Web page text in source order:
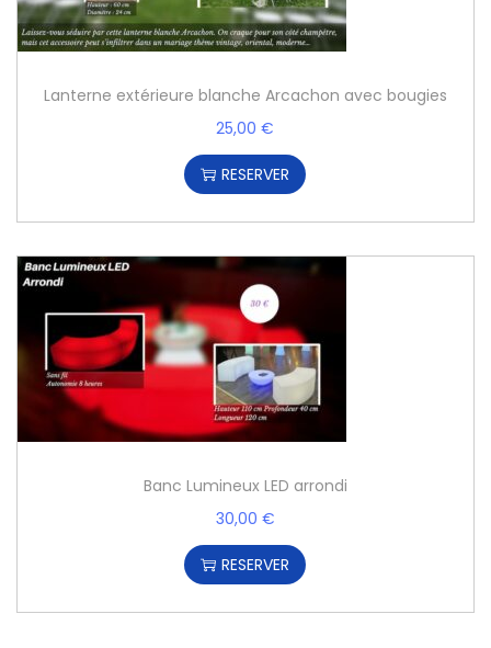
Lanterne extérieure blanche Arcachon avec bougies
25,00€
RESERVER
Banc Lumineux LED arrondi
30,00 €
RESERVER